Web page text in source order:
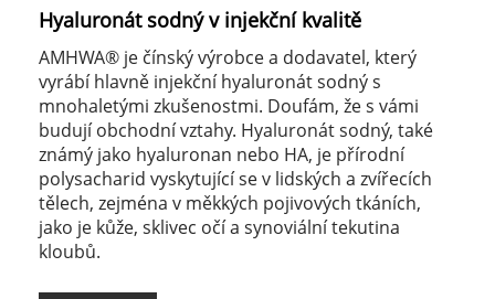
Hyaluronát sodný v injekční kvalitě
AMHWA® je čínský výrobce a dodavatel, který
vyrábí hlavně injekční hyaluronát sodný s
mnohaletými zkušenostmi. Doufám, že s vámi
budují obchodní vztahy. Hyaluronát sodný, také
známý jako hyaluronan nebo HA, je přírodní
polysacharid vyskytující se v lidských a zvířecích
tělech, zejména v měkkých pojivových tkáních,
jako je kůže, sklivec očí a synoviální tekutina
kloubů.